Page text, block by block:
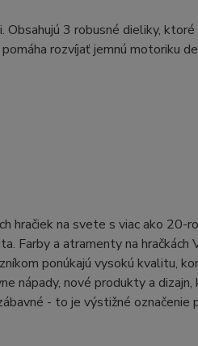
3 robusné dieliky,
rozvíjať jemnú motoriku
hračiek na svete s viac ako 20-
Farby a atramenty na hračkách
ponúkajú vysokú kvalitu,
nápady, nové produkty a dizajn,
- to je výstižné označenie